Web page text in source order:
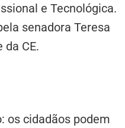
e Tecnológica.
senadora Teresa
da CE.
os cidadãos podem